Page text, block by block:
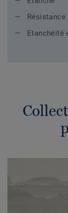
Résistance
Etanchéité